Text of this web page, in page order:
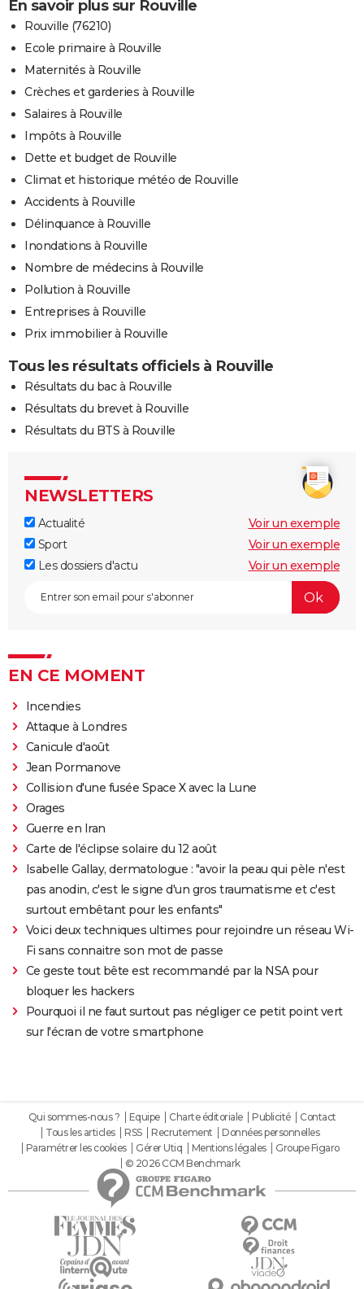
En savoir plus sur Rouville
Rouville (76210)
Ecole primaire à Rouville
Maternités à Rouville
Crèches et garderies à Rouville
Salaires à Rouville
Impôts à Rouville
Dette et budget de Rouville
Climat et historique météo de Rouville
Accidents à Rouville
Délinquance à Rouville
Inondations à Rouville
Nombre de médecins à Rouville
Pollution à Rouville
Entreprises à Rouville
Prix immobilier à Rouville
Tous les résultats officiels à Rouville
Résultats du bac à Rouville
Résultats du brevet à Rouville
Résultats du BTS à Rouville
NEWSLETTERS
Actualité
Voir un exemple
Sport
Voir un exemple
Les dossiers d'actu
Voir un exemple
EN CE MOMENT
Incendies
Attaque à Londres
Canicule d'août
Jean Pormanove
Collision d'une fusée Space X avec la Lune
Orages
Guerre en Iran
Carte de l'éclipse solaire du 12 août
Isabelle Gallay, dermatologue : "avoir la peau qui pèle n'est
pas anodin, c'est le signe d'un gros traumatisme et c'est
surtout embêtant pour les enfants"
Voici deux techniques ultimes pour rejoindre un réseau Wi-
Fi sans connaitre son mot de passe
Ce geste tout bête est recommandé par la NSA pour
bloquer les hackers
Pourquoi il ne faut surtout pas négliger ce petit point vert
sur l'écran de votre smartphone
Qui sommes-nous ? Equipe Charte éditoriale Publicité
Contact
Tous les articles
RSS Recrutement
Données personnelles
Paramétrer les cookies
Gérer Utiq Mentions légales
Groupe Figaro
© 2026 CCM Benchmark